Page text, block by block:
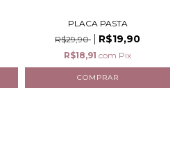
PLACA PASTA
R$29,90
R$19,90
R$18,91 com Pix